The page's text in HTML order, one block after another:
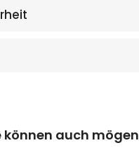
können auch mögen